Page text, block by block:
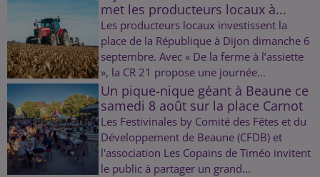
met les producteurs locaux à...
Les producteurs locaux investissent la
place de la République à Dijon dimanche 6
septembre. Avec « De la ferme à l’assiette
», la CR 21 propose une journée...
Un pique-nique géant à Beaune ce
samedi 8 août sur la place Carnot
Les Festivinales by Comité des Fêtes et du
Développement de Beaune (CFDB) et
l'association Les Copains de Timéo invitent
le public à partager un grand...